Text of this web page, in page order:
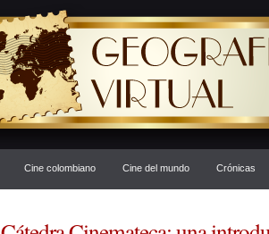
Cine colombiano Cine del mundo Crónicas